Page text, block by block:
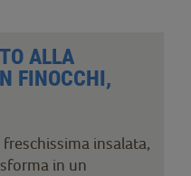
ALLA
FINOCCHI,
insalata,
in un